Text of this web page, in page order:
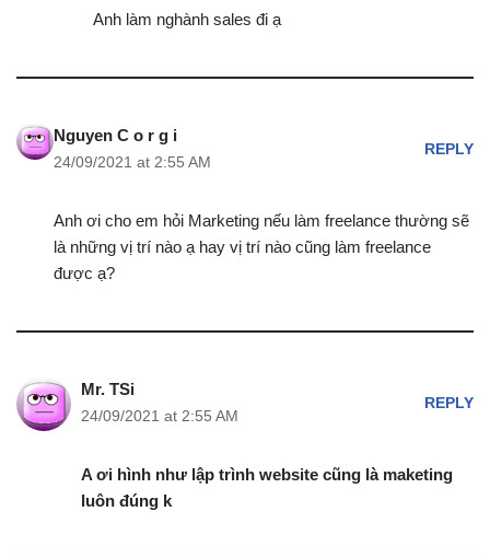
Anh làm nghành sales đi ạ
Nguyen C o r g i
24/09/2021 at 2:55 AM
REPLY
Anh ơi cho em hỏi Marketing nếu làm freelance thường sẽ
là những vị trí nào ạ hay vị trí nào cũng làm freelance
được ạ?
Mr. TSi
24/09/2021 at 2:55 AM
REPLY
A ơi hình như lập trình website cũng là maketing
luôn đúng k